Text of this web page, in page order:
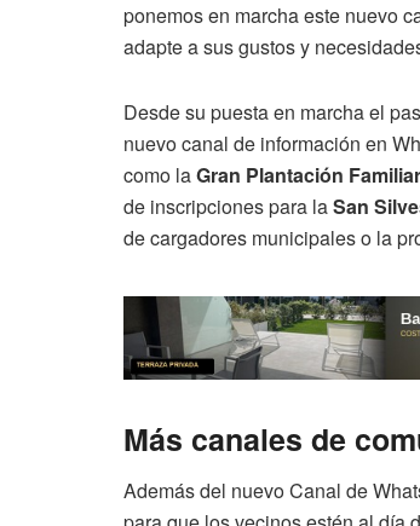
ponemos en marcha este nuevo
adapte a sus gustos y
Desde su puesta en marcha el
nuevo canal de información en
como laGran Plantación Familiar
de inscripciones para laSan
de cargadores municipales o la
Más canales de
Además del nuevo Canal de